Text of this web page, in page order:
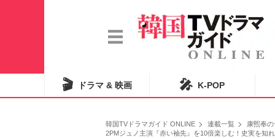
🎬 ドラマ & 映画 🎤 K-POP
韓国TVドラマガイド ONLINE 連載一覧
康煕奉
2PMジュノ主演『赤い袖先』を10倍楽しむ！史実を知